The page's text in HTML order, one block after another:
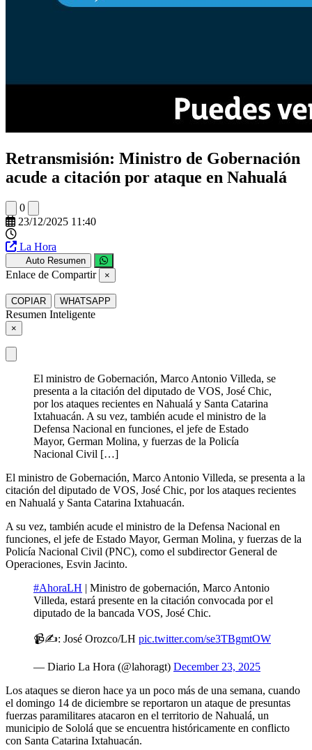
Retransmisión: Ministro de Gobernación
acude a citación por ataque en Nahualá
0
23/12/2025 11:40
La Hora
Auto Resumen
Enlace de Compartir ×
COPIAR WHATSAPP
Resumen Inteligente
×
El ministro de Gobernación, Marco Antonio Villeda, se
presenta a la citación del diputado de VOS, José Chic,
por los ataques recientes en Nahualá y Santa Catarina
Ixtahuacán. A su vez, también acude el ministro de la
Defensa Nacional en funciones, el jefe de Estado
Mayor, German Molina, y fuerzas de la Policía
Nacional Civil […]
El ministro de Gobernación, Marco Antonio Villeda, se presenta a la
citación del diputado de VOS, José Chic, por los ataques recientes
en Nahualá y Santa Catarina Ixtahuacán.
A su vez, también acude el ministro de la Defensa Nacional en
funciones, el jefe de Estado Mayor, German Molina, y fuerzas de la
Policía Nacional Civil (PNC), como el subdirector General de
Operaciones, Esvin Jacinto.
#AhoraLH | Ministro de gobernación, Marco Antonio
Villeda, estará presente en la citación convocada por el
diputado de la bancada VOS, José Chic.
📹✍️: José Orozco/LH pic.twitter.com/se3TBgmtOW
— Diario La Hora (@lahoragt) December 23, 2025
Los ataques se dieron hace ya un poco más de una semana, cuando
el domingo 14 de diciembre se reportaron un ataque de presuntas
fuerzas paramilitares atacaron en el territorio de Nahualá, un
municipio de Sololá que se encuentra históricamente en conflicto
con Santa Catarina Ixtahuacán.